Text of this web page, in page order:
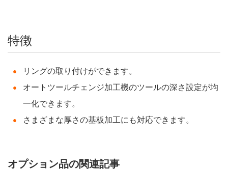
特徴
リングの取り付けができます。
オートツールチェンジ加工機のツールの深さ設定が均
一化できます。
さまざまな厚さの基板加工にも対応できます。
オプション品の関連記事